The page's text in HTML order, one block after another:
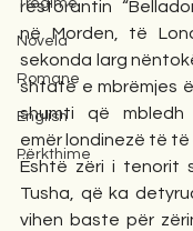
Tregime
Novela
Romane
English
Përkthime
restorantin
në Morden, të
sekonda larg
shtatë e mbrëmjes
shumti që mbledh
emër londinezë të të
Është zëri i tenorit
Tusha, që ka
vihen baste për